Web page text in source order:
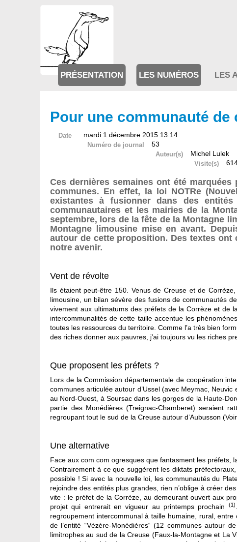
PRÉSENTATION LES NUMÉROS LES
Pour une communauté
Date mardi 1 décembre 2015 13:14
Numéro de journal 53
Auteur(s) Michel Lulek
Visite(s)
Ces dernières semaines ont été
communes. En effet, la loi NOTRe
existantes à fusionner dans des
communautaires et les mairies de la
septembre, lors de la fête de la Montagne
Montagne limousine mise en avant.
autour de cette proposition. Des textes
notre avenir.
Vent de révolte
Ils étaient peut-être 150. Venus de Creuse et de
limousine, un bilan sévère des fusions de communautés
vivement aux ultimatums des préfets de la Corrèze et de
intercommunalités de cette taille accentue les
toutes les ressources du territoire. Comme l’a très bien
des riches donner aux pauvres, j’ai toujours vu les riches
Que proposent les préfets ?
Lors de la Commission départementale de coopération
communes articulée autour d’Ussel (avec Meymac,
au Nord-Ouest, à Soursac dans les gorges de la Haute-
partie des Monédières (Treignac-Chamberet) seraient
regroupant tout le sud de la Creuse autour d’Aubusson
Une alternative
Face aux com com ogresques que fantasment les préfets,
Contrairement à ce que suggèrent les diktats
possible ! Si avec la nouvelle loi, les communautés du
rejoindre des entités plus grandes, rien n’oblige à créer
vite : le préfet de la Corrèze, au demeurant ouvert aux
projet qui entrerait en vigueur au printemps prochain
(1)
regroupement intercommunal à taille humaine, rural,
de l’entité “Vézère-Monédières“ (12 communes autour
limitrophes au sud de la Creuse (Faux-la-Montagne et La